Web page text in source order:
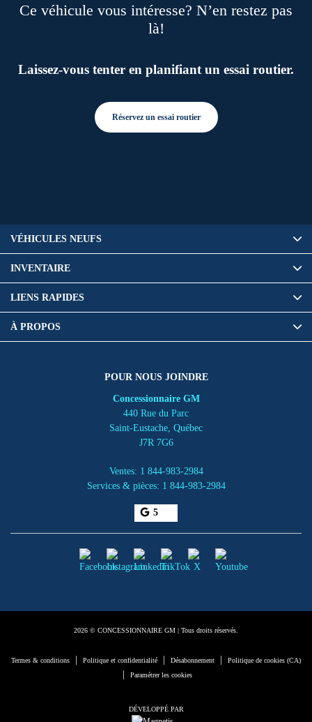
Ce véhicule vous intéresse? N’en restez pas
là!
Laissez-vous tenter en planifiant un essai routier.
Réservez un essai routier
POUR NOUS JOINDRE
Concessionnaire GM
440 Rue du Parc
Saint-Eustache Québec
J7R 7G6
Ventes: 1 844-983-2984
Services & pièces: 1 844-983-2984
5
VÉHICULES NEUFS
INVENTAIRE
LIENS RAPIDES
À PROPOS
2026 © CONCESSIONNAIRE GM | Tous droits réservés.
Termes & conditions Politique et confidentialité Désabonnement Politique de cookies (CA)
Paramétrer les cookies
DÉVELOPPÉ PAR